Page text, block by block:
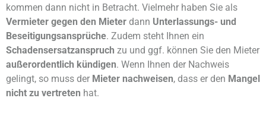
kommen dann nicht in Betracht. Vielmehr haben Sie als
Vermieter gegen den Mieter dann Unterlassungs- und
Beseitigungsansprüche. Zudem steht Ihnen ein
Schadensersatzanspruch zu und ggf. können Sie den Mieter
außerordentlich kündigen. Wenn Ihnen der Nachweis
gelingt, so muss der Mieter nachweisen, dass er den Mangel
nicht zu vertreten hat.